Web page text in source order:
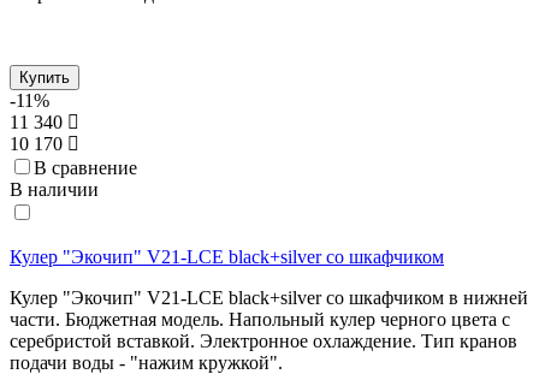
Купить
-11%
11 340
10 170
В сравнение
В наличии
Кулер "Экочип" V21-LCE black+silver со шкафчиком
Кулер "Экочип" V21-LCE black+silver со шкафчиком в нижней
части. Бюджетная модель. Напольный кулер черного цвета с
серебристой вставкой. Электронное охлаждение. Тип кранов
подачи воды - "нажим кружкой".